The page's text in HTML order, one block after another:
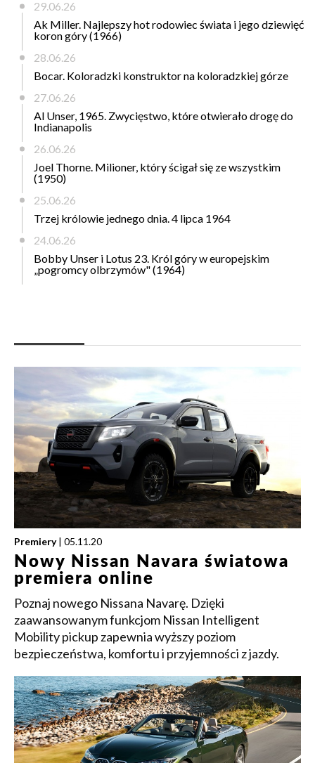
29.06.26
Ak Miller. Najlepszy hot rodowiec świata i jego dziewięć
koron góry (1966)
28.06.26
Bocar. Koloradzki konstruktor na koloradzkiej górze
27.06.26
Al Unser, 1965. Zwycięstwo, które otwierało drogę do
Indianapolis
26.06.26
Joel Thorne. Milioner, który ścigał się ze wszystkim
(1950)
25.06.26
Trzej królowie jednego dnia. 4 lipca 1964
24.06.26
Bobby Unser i Lotus 23. Król góry w europejskim
„pogromcy olbrzymów" (1964)
Premiery | 05.11.20
Nowy Nissan Navara światowa
premiera online
Poznaj nowego Nissana Navarę. Dzięki
zaawansowanym funkcjom Nissan Intelligent
Mobility pickup zapewnia wyższy poziom
bezpieczeństwa, komfortu i przyjemności z jazdy.